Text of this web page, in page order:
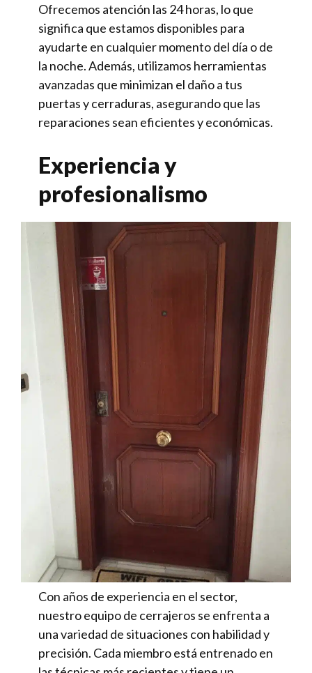
Ofrecemos atención las 24 horas, lo que
significa que estamos disponibles para
ayudarte en cualquier momento del día o de
la noche. Además, utilizamos herramientas
avanzadas que minimizan el daño a tus
puertas y cerraduras, asegurando que las
reparaciones sean eficientes y económicas.
Experiencia y
profesionalismo
Con años de experiencia en el sector,
nuestro equipo de cerrajeros se enfrenta a
una variedad de situaciones con habilidad y
precisión. Cada miembro está entrenado en